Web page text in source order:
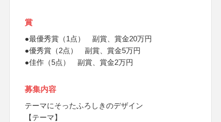
賞
●最優秀賞（1点） 副賞、賞金20万円
●優秀賞（2点） 副賞、賞金5万円
●佳作（5点） 副賞、賞金2万円
募集内容
テーマにそったふろしきのデザイン
【テーマ】